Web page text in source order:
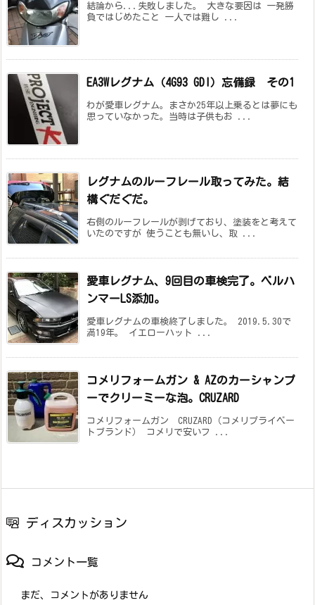
結論から...失敗しました。 大きな要因は 一発勝
負ではじめたこと 一人では難し ...
EA3Wレグナム（4G93 GDI）忘備録 その1
わが愛車レグナム。まさか25年以上乗るとは夢にも
思っていなかった。当時は子供もお ...
レグナムのルーフレール取ってみた。結
構ぐだぐだ。
右側のルーフレールが剥げており、塗装をと考えて
いたのですが 使うことも無いし、取 ...
愛車レグナム、9回目の車検完了。ベルハ
ンマーLS添加。
愛車レグナムの車検終了しました。 2019.5.30で
満19年。 イエローハット ...
コメリフォームガン & AZのカーシャンプ
ーでクリーミーな泡。CRUZARD
コメリフォームガン CRUZARD（コメリプライベー
トブランド） コメリで安いフ ...
ディスカッション
コメント一覧
まだ、コメントがありません